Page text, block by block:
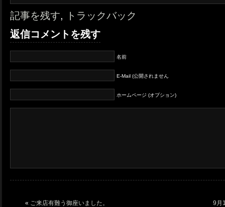
記事を残す,
トラックバック
返信コメントを残す
名前
E-Mail (公開されません
ホームページ (オプション)
« ご来店有難う御座いました。 9月